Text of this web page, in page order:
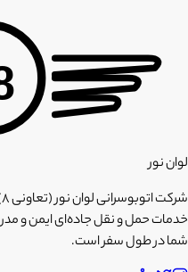
لوان نور
خدمات حمل و نقل جاده‌ای ایمن و
شما در طول سفر است.